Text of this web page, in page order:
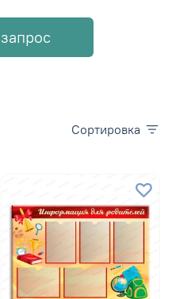
Сортировка